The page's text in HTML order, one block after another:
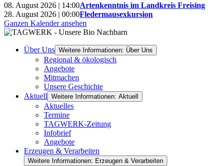
08. August 2026 | 14:00Artenkenntnis im Landkreis Freising
28. August 2026 | 00:00Fledermausexkursion
Ganzen Kalender ansehen
Über Uns Weitere Informationen: Über Uns
Regional & ökologisch
Angebote
Mitmachen
Unsere Geschichte
Aktuell Weitere Informationen: Aktuell
Aktuelles
Termine
TAGWERK-Zeitung
Infobrief
Angebote
Erzeugen & Verarbeiten
Weitere Informationen: Erzeugen & Verarbeiten